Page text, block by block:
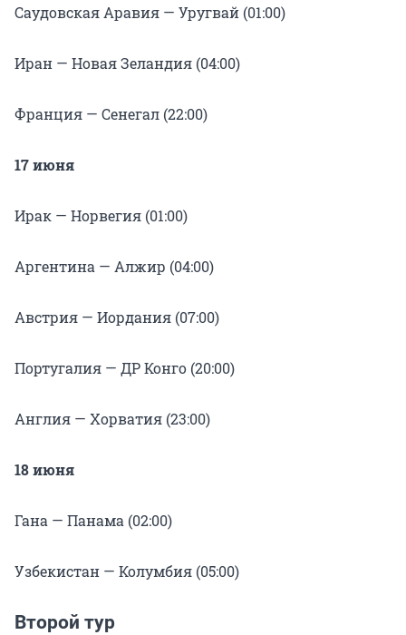
Саудовская Аравия — Уругвай (01:00)
Иран — Новая Зеландия (04:00)
Франция — Сенегал (22:00)
17 июня
Ирак — Норвегия (01:00)
Аргентина — Алжир (04:00)
Австрия — Иордания (07:00)
Португалия — ДР Конго (20:00)
Англия — Хорватия (23:00)
18 июня
Гана — Панама (02:00)
Узбекистан — Колумбия (05:00)
Второй тур